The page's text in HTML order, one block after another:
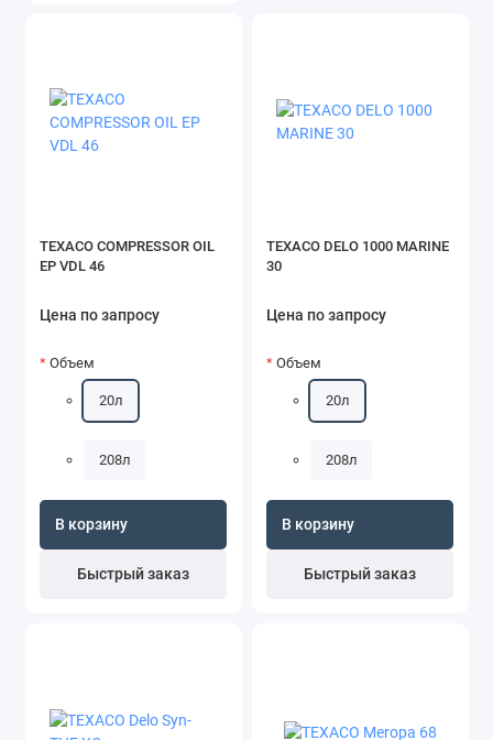
TEXACO COMPRESSOR OIL
EP VDL 46
Цена по запросу
Объем
20л
208л
В корзину
Быстрый заказ
TEXACO DELO 1000 MARINE
30
Цена по запросу
Объем
20л
208л
В корзину
Быстрый заказ